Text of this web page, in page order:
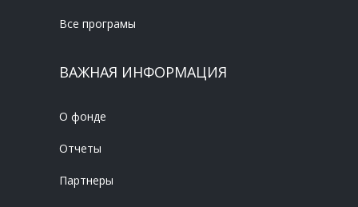
Все програмы
ВАЖНАЯ ИНФОРМАЦИЯ
О фонде
Отчеты
Партнеры